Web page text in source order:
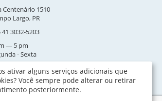
Centenário 1510
Largo, PR
41 3032-5203
— 5 pm
- Sexta
brasil.com.br
a Empresa
ativar alguns serviços adicionais que
Você sempre pode alterar ou retirar
posteriormente.